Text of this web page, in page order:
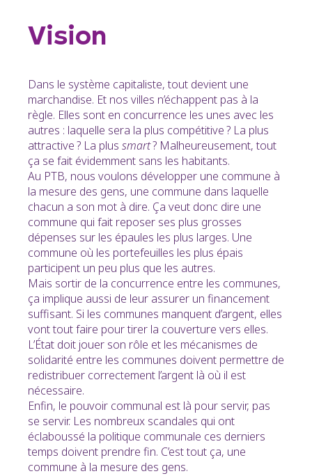
Vision
Dans le système capitaliste, tout devient une
marchandise. Et nos villes n’échappent pas à la
règle. Elles sont en concurrence les unes avec les
autres : laquelle sera la plus compétitive ? La plus
attractive ? La plus smart? Malheureusement, tout
ça se fait évidemment sans les habitants.
Au PTB, nous voulons développer une commune à
la mesure des gens, une commune dans laquelle
chacun a son mot à dire. Ça veut donc dire une
commune qui fait reposer ses plus grosses
dépenses sur les épaules les plus larges. Une
commune où les portefeuilles les plus épais
participent un peu plus que les autres.
Mais sortir de la concurrence entre les communes,
ça implique aussi de leur assurer un financement
suffisant. Si les communes manquent d’argent, elles
vont tout faire pour tirer la couverture vers elles.
L’État doit jouer son rôle et les mécanismes de
solidarité entre les communes doivent permettre de
redistribuer correctement l’argent là où il est
nécessaire.
Enfin, le pouvoir communal est là pour servir, pas
se servir. Les nombreux scandales qui ont
éclaboussé la politique communale ces derniers
temps doivent prendre fin. C’est tout ça, une
commune à la mesure des gens.